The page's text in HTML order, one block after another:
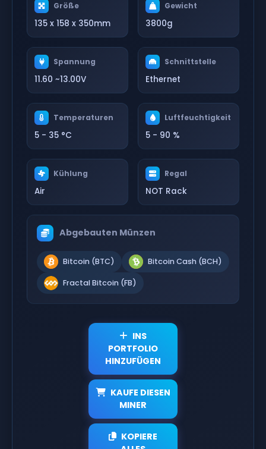
Größe
135 x 158 x 350mm
Gewicht
3800g
Spannung
11.60 ~13.00V
Schnittstelle
Ethernet
Temperaturen
5 - 35 °C
Luftfeuchtigkeit
5 - 90 %
Kühlung
Air
Regal
NOT Rack
Abgebauten Münzen
Bitcoin (BTC) Bitcoin Cash (BCH)
Fractal Bitcoin (FB)
INS
PORTFOLIO
HINZUFÜGEN
KAUFE DIESEN
MINER
KOPIERE